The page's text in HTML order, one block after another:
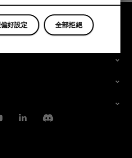
LinkedinDiscord
全部拒絕
好設定